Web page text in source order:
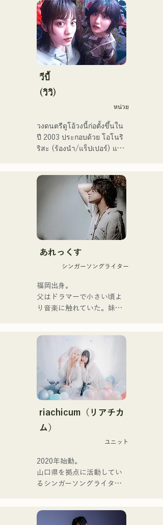
โตเกียว โดยมีเป้าหมายที่จะ
แสดงในศึกเพลงแดงและขาว
พวกเขามียอดวิวบนโซเชียลมี
เดียมากกว่า 3.5 ล้านครั้ง
และมีผู้ติดตามมากกว่า
119,000 คน!
นอกจากนี้ พวกเขายังได้รับ
เลือกให้ร้องเพลงธีมการ
แข่งขันเบสบอลระดับมัธยม
ปลาย All Japan ครั้งที่ 106
ในปี 2024 โดยเป็นตัวแทน
ของ J:COM ฟุกุโอกะ คุมาโม
โตะ และชิโมโนเซกิ ทำให้
พวกเขาเป็นวงที่น่าจับตามอง
วีบี้
(วิวิ)
หน่วย
วงดนตรีดูโอ้วงนี้ก่อตั้งขึ้นใน
ปี 2003 ประกอบด้วย โอโนริ
ริสะ (ร้องนำ/แร็ปเปอร์) และ
ข้อความที่ตรงไปตรงมาแต่
ทรงพลังเข้ากับมุมมองโลกที่
อ่อนโยน และเสียงร้องที่
อบอุ่นแต่ทรงพลัง ซึ่งสามารถ
สัมผัสหัวใจของผู้ฟังได้อย่าง
นุ่มนวล
แรก "Zatsuni Tamede" เมื่อ
วันที่ 23 มกราคม 2025
พวกเขานำเสนอเพลงใน
เรียงแบบวงดนตรี
พวกเขาได้รับการสนับสนุน
ในการบันทึกเสียงและการ
แสดงสดโดย โชโย
(คีย์บอร์ด/กีตาร์) จาก
Zigzaguzu, ไทเซ (กลอง)
อดีตสมาชิกวง meow, ยูยะ ซู
เอฮิโร (กีตาร์) จาก the
perfect me และ เอส0. (แบนั
[ซิงเกิลใหม่]
เพลงใหม่ของพวกเขา "The
จำหน่ายในวันที่ 25 มิถุนายน
あれっくす
シンガーソングライター
福岡出身。
父はドラマーで小さい頃よ
り音楽に触れていた。妹
家族で音楽を楽しむミュー
ジックファミリー。
10代後半にアメリカへ4年
半留学。
現在はLOVE FMの"music
×serendipity"でラジオDJを
務める。
デルやタレントとしても活
躍中。世界的有名なオーデ
ゴットタレント」で日本人
の芸人史上初のゴールデン
ブザーを獲得し、その後ス
もゴールデンブザーを獲得
した、ノボせもんなべの応
riachicum（リアチカ
ム）
ユニット
2020年始動。
山口県を拠点に活動してい
るシンガーソングライター
ユニット